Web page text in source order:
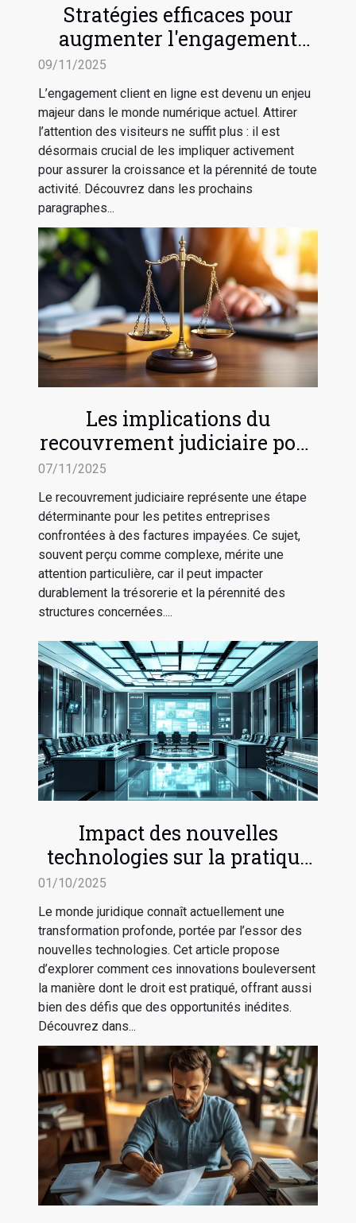
Stratégies efficaces pour
augmenter l'engagement
09/11/2025
L’engagement client en ligne est devenu un enjeu
majeur dans le monde numérique actuel. Attirer
l’attention des visiteurs ne suffit plus : il est
désormais crucial de les impliquer activement
pour assurer la croissance et la pérennité de toute
activité. Découvrez dans les prochains
paragraphes...
Les implications du
recouvrement judiciaire pour
les petites entreprises
07/11/2025
Le recouvrement judiciaire représente une étape
déterminante pour les petites entreprises
confrontées à des factures impayées. Ce sujet,
souvent perçu comme complexe, mérite une
attention particulière, car il peut impacter
durablement la trésorerie et la pérennité des
structures concernées....
Impact des nouvelles
technologies sur la pratique
01/10/2025
Le monde juridique connaît actuellement une
transformation profonde, portée par l’essor des
nouvelles technologies. Cet article propose
d’explorer comment ces innovations bouleversent
la manière dont le droit est pratiqué, offrant aussi
bien des défis que des opportunités inédites.
Découvrez dans...